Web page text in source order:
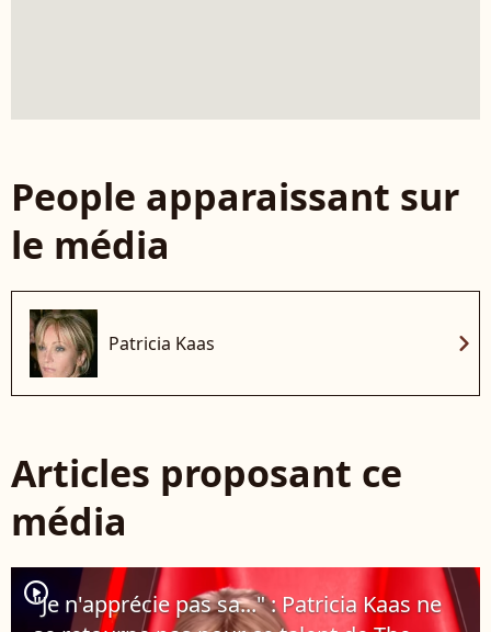
People apparaissant sur
le média
Patricia Kaas chevron_right
Articles proposant ce
média
player2
"Je n'apprécie pas sa..." : Patricia Kaas ne